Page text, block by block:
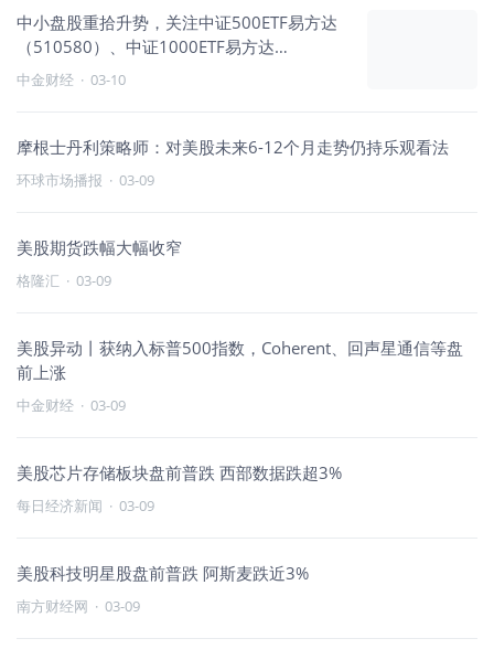
中小盘股重拾升势，关注中证500ETF易方达
（510580）、中证1000ETF易方达
（159633）投资价值
中金财经 · 03-10
摩根士丹利策略师：对美股未来6-12个月走势仍持乐观看法
环球市场播报 · 03-09
美股期货跌幅大幅收窄
格隆汇 · 03-09
美股异动丨获纳入标普500指数，Coherent、回声星通信等盘
前上涨
中金财经 · 03-09
美股芯片存储板块盘前普跌 西部数据跌超3%
每日经济新闻 · 03-09
美股科技明星股盘前普跌 阿斯麦跌近3%
南方财经网 · 03-09